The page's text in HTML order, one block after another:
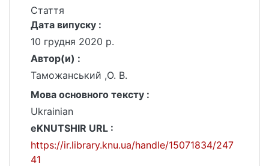
Стаття
Дата випуску :
10 грудня 2020 р.
Автор(и) :
Таможанський ,О. В.
Мова основного тексту :
Ukrainian
eKNUTSHIR URL :
https://ir.library.knu.ua/handle/15071834/247
41